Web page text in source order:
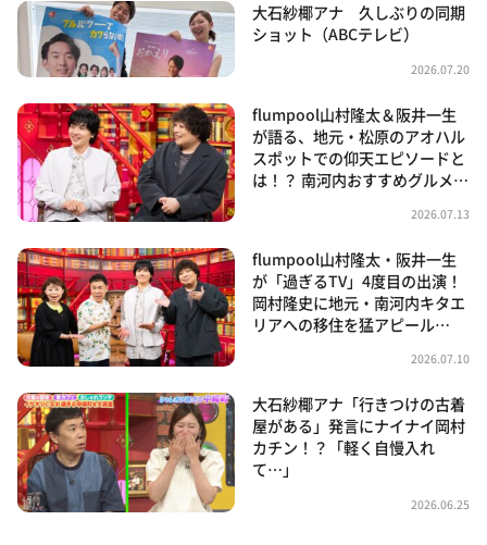
大石紗椰アナ 久しぶりの同期
ショット（ABCテレビ）
2026.07.20
flumpool山村隆太＆阪井一生
が語る、地元・松原のアオハル
スポットでの仰天エピソードと
は！？ 南河内おすすめグルメ…
2026.07.13
flumpool山村隆太・阪井一生
が「過ぎるTV」4度目の出演！
岡村隆史に地元・南河内キタエ
リアへの移住を猛アピール…
2026.07.10
大石紗椰アナ「行きつけの古着
屋がある」発言にナイナイ岡村
カチン！？「軽く自慢入れ
て…」
2026.06.25